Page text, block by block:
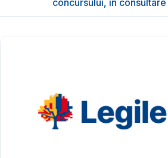
concursului, în